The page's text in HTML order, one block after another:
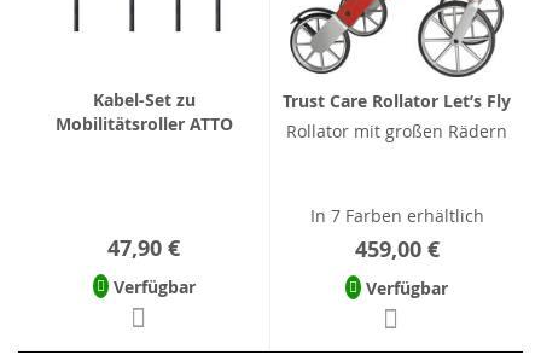
Kabel-Set zu
Mobilitätsroller ATTO
47,90 €
Verfügbar
Trust Care Rollator Let’s Fly
Rollator mit großen Rädern
In 7 Farben erhältlich
459,00 €
Verfügbar